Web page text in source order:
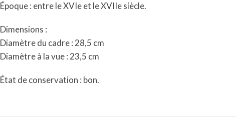
Époque : entre le XVIe et le XVIIe siècle.
Dimensions :
Diamètre du cadre : 28,5 cm
Diamètre à la vue : 23,5 cm
État de conservation : bon.